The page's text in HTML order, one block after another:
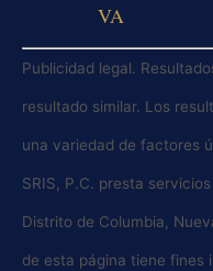
VA
Publicidad legal.
resultado similar. Los
una variedad de factores
SRIS, P.C. presta
Distrito de Columbia,
de esta página tiene